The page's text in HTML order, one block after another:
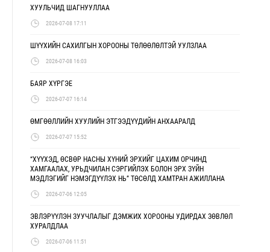
ХУУЛЬЧИД ШАГНУУЛЛАА
2026-07-08 17:11
ШҮҮХИЙН САХИЛГЫН ХОРООНЫ ТӨЛӨӨЛӨЛТЭЙ УУЛЗЛАА
2026-07-08 16:03
БАЯР ХҮРГЭЕ
2026-07-07 16:14
ӨМГӨӨЛЛИЙН ХУУЛИЙН ЭТГЭЭДҮҮДИЙН АНХААРАЛД
2026-07-07 15:52
“ХҮҮХЭД, ӨСВӨР НАСНЫ ХҮНИЙ ЭРХИЙГ ЦАХИМ ОРЧИНД
ХАМГААЛАХ, УРЬДЧИЛАН СЭРГИЙЛЭХ БОЛОН ЭРХ ЗҮЙН
МЭДЛЭГИЙГ НЭМЭГДҮҮЛЭХ НЬ” ТӨСӨЛД ХАМТРАН АЖИЛЛАНА
2026-07-06 12:05
ЭВЛЭРҮҮЛЭН ЗУУЧЛАЛЫГ ДЭМЖИХ ХОРООНЫ УДИРДАХ ЗӨВЛӨЛ
ХУРАЛДЛАА
2026-07-06 11:51